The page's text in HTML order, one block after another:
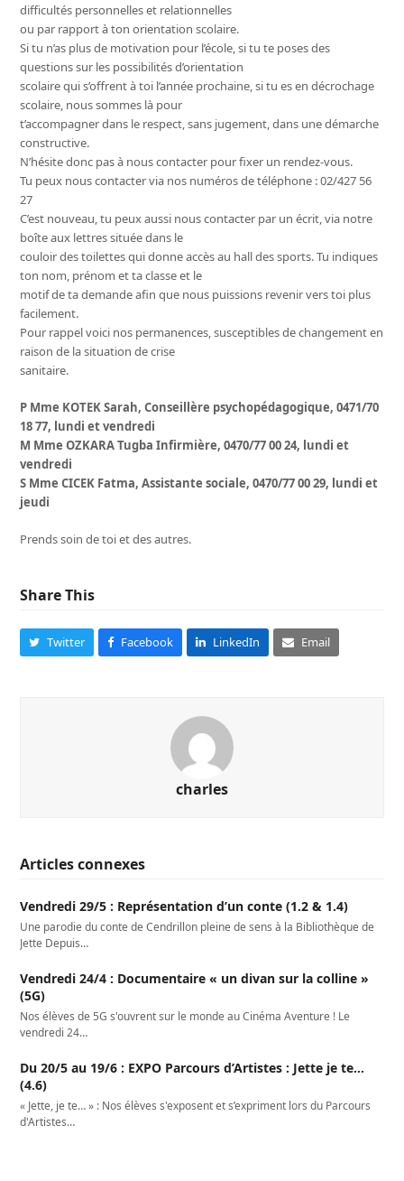
difficultés personnelles et relationnelles
ou par rapport à ton orientation scolaire.
Si tu n’as plus de motivation pour l’école, si tu te poses des
questions sur les possibilités d’orientation
scolaire qui s’offrent à toi l’année prochaine, si tu es en décrochage
scolaire, nous sommes là pour
t’accompagner dans le respect, sans jugement, dans une démarche
constructive.
N’hésite donc pas à nous contacter pour fixer un rendez-vous.
Tu peux nous contacter via nos numéros de téléphone : 02/427 56
27
C’est nouveau, tu peux aussi nous contacter par un écrit, via notre
boîte aux lettres située dans le
couloir des toilettes qui donne accès au hall des sports. Tu indiques
ton nom, prénom et ta classe et le
motif de ta demande afin que nous puissions revenir vers toi plus
facilement.
Pour rappel voici nos permanences, susceptibles de changement en
raison de la situation de crise
sanitaire.
P Mme KOTEK Sarah, Conseillère psychopédagogique, 0471/70
18 77, lundi et vendredi
M Mme OZKARA Tugba Infirmière, 0470/77 00 24, lundi et
vendredi
S Mme CICEK Fatma, Assistante sociale, 0470/77 00 29, lundi et
jeudi
Prends soin de toi et des autres.
Share This
Twitter Facebook LinkedIn Email
charles
Articles connexes
Vendredi 29/5 : Représentation d’un conte (1.2 & 1.4)
Une parodie du conte de Cendrillon pleine de sens à la Bibliothèque de
Jette Depuis…
Vendredi 24/4 : Documentaire « un divan sur la colline »
(5G)
Nos élèves de 5G s'ouvrent sur le monde au Cinéma Aventure ! Le
vendredi 24…
Du 20/5 au 19/6 : EXPO Parcours d’Artistes : Jette je te…
(4.6)
« Jette, je te… » : Nos élèves s'exposent et s’expriment lors du Parcours
d'Artistes…